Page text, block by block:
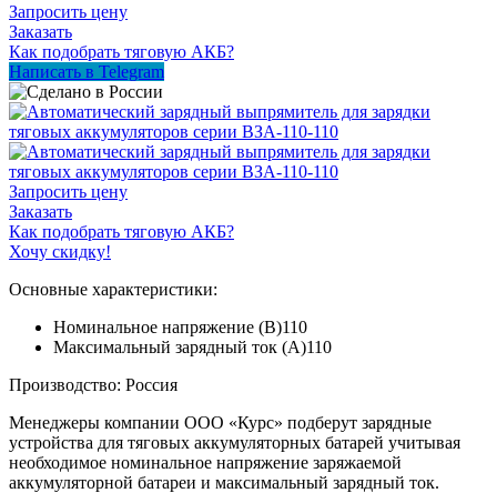
Запросить цену
Заказать
Как подобрать тяговую АКБ?
Написать в Telegram
Запросить цену
Заказать
Как подобрать тяговую АКБ?
Хочу скидку!
Основные характеристики:
Номинальное напряжение (В)110
Максимальный зарядный ток (А)110
Производство: Россия
Менеджеры компании ООО «Курс» подберут зарядные
устройства для тяговых аккумуляторных батарей учитывая
необходимое номинальное напряжение заряжаемой
аккумуляторной батареи и максимальный зарядный ток.